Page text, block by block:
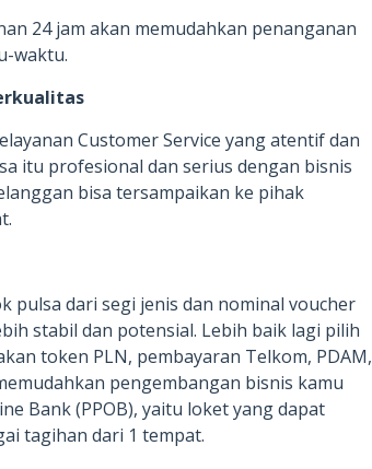
24 jam akan memudahkan penanganan
waktu.
Customer Service yang atentif dan
itu profesional dan serius dengan bisnis
bisa tersampaikan ke pihak
pulsa dari segi jenis dan nominal voucher
stabil dan potensial. Lebih baik lagi pilih
token PLN, pembayaran Telkom, PDAM,
pengembangan bisnis kamu
Bank (PPOB), yaitu loket yang dapat
tagihan dari 1 tempat.